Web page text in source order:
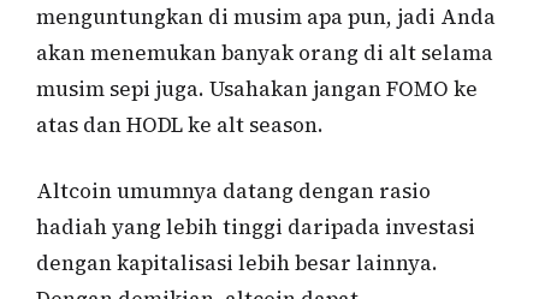
menguntungkan di musim apa pun, jadi Anda
akan menemukan banyak orang di alt selama
musim sepi juga. Usahakan jangan FOMO ke
atas dan HODL ke alt season.
Altcoin umumnya datang dengan rasio
hadiah yang lebih tinggi daripada investasi
dengan kapitalisasi lebih besar lainnya.